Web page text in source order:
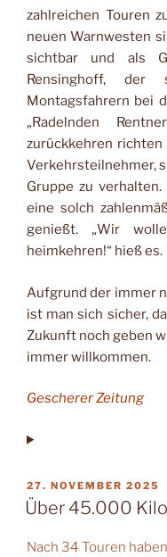
zahlreichen Touren
neuen Warnwesten
sichtbar und als
Rensinghoff, der
Montagsfahrern bei
„Radelnden
zurückkehren
Verkehrsteilnehmer,
Gruppe zu
eine solch
genießt. „Wir
heimkehren!“ hieß es.
Aufgrund der immer
ist man sich sicher,
Zukunft noch geben
immer willkommen.
Gescherer Zeitung
VERÖFFENTLICHT
AM
27. NOVEMBER 2025
Über 45.000
Nach 34 Touren